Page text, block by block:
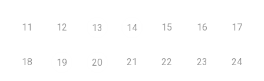
11 12 13 14 15 16 17
18 19 20 21 22 23 24